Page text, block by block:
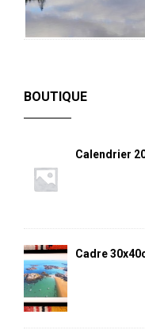
BOUTIQUE
Calendrier
Cadre